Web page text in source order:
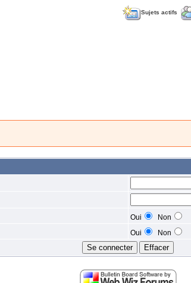
Sujets actifs
Oui
Non
Oui Non